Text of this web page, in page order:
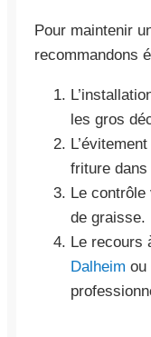
Pour maintenir
recommandons
les gros
friture dans
Le contrôle
de graisse.
Le recours
Dalheim ou